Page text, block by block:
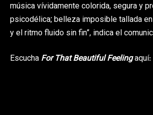
música vívidamente colorida, segura y
psicodélica; belleza imposible tallada
y el ritmo fluido sin fin”, indica el
Escucha For That Beautiful Feelingaquí: